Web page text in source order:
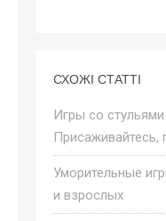
СХОЖІ СТАТТІ
Игры со
Присаживайтесь,
Уморительные
и взрослых